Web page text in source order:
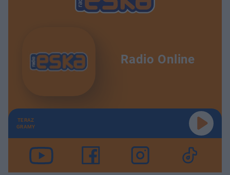
Radio Online
TERAZ
GRAMY